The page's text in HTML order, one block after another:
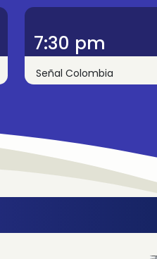
7:30 pm
Señal Colombia